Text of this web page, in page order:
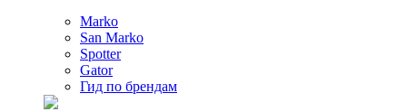
Marko
San Marko
Spotter
Gator
Гид по брендам